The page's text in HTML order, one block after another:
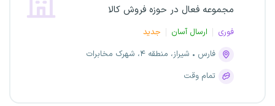
مجموعه فعال در حوزه فروش کالا
فوری ارسال آسان
جدید
فارس
شیراز، منطقه ۴، شهرک مخابرات
تمام وقت